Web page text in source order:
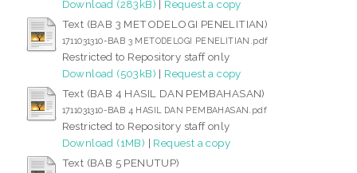
Download (283kB) | Request a copy
Text (BAB 3 METODELOGI PENELITIAN)
1711031310-BAB 3 METODELOGI PENELITIAN.pdf
Restricted to Repository staff only
Download (503kB) | Request a copy
Text (BAB 4 HASIL DAN PEMBAHASAN)
1711031310-BAB 4 HASIL DAN PEMBAHASAN.pdf
Restricted to Repository staff only
Download (1MB) | Request a copy
Text (BAB 5 PENUTUP)